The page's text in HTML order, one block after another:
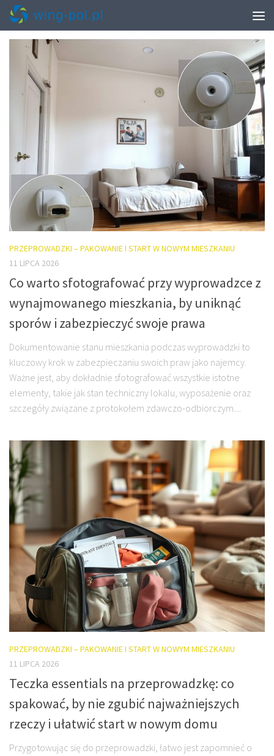
MONTHLY ARCHIVE:
PRZEPROWADZKI – PAKOWANIE I START W NOWYM MIESZKANIU
11 LIPCA 2026
Co warto sfotografować przy wyprowadzce z
wynajmowanego mieszkania, by uniknąć
sporów i zabezpieczyć swoje prawa
Dokumentowanie stanu mieszkania podczas wyprowadzki to
kluczowy krok w zabezpieczaniu swoich praw jako najemcy.
Ważne jest, aby dokładnie sfotografować wszystkie istotne
elementy, takie jak stan techniczny lokalu, wyposażenie oraz
szczegóły związane z protokołem zdawczo-odbiorczym....
PRZEPROWADZKI – PAKOWANIE I START W NOWYM MIESZKANIU
11 LIPCA 2026
Teczka essentials na przeprowadzkę: co
spakować, by nie zgubić najważniejszych
rzeczy i ułatwić start w nowym domu
Przygotowując się do przeprowadzki, łatwo jest zapomnieć o